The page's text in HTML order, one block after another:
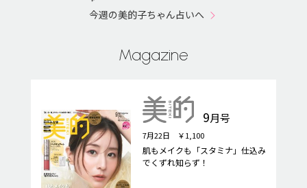
今週の美的子ちゃん占いへ
Magazine
9月号
7月22日 ￥1,100
肌もメイクも「スタミナ」仕込み
でくずれ知らず！